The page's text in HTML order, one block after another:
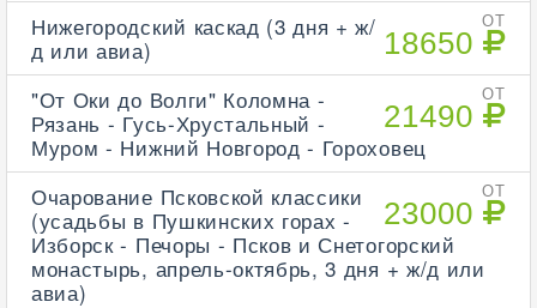
ОТ
18650
Нижегородский каскад (3 дня + ж/
д или авиа)
ОТ
21490
"От Оки до Волги" Коломна -
Рязань - Гусь-Хрустальный -
Муром - Нижний Новгород - Гороховец
ОТ
23000
Очарование Псковской классики
(усадьбы в Пушкинских горах -
Изборск - Печоры - Псков и Снетогорский
монастырь, апрель-октябрь, 3 дня + ж/д или
авиа)